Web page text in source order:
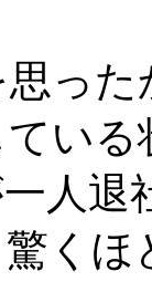
っ
い
人
く